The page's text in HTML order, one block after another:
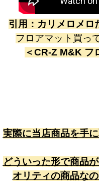
引用： カリメロメロ
フロアマット買っ
＜CR-Z M&K フ
実際に当店商品を手
どういった形で商品
オリティの商品な